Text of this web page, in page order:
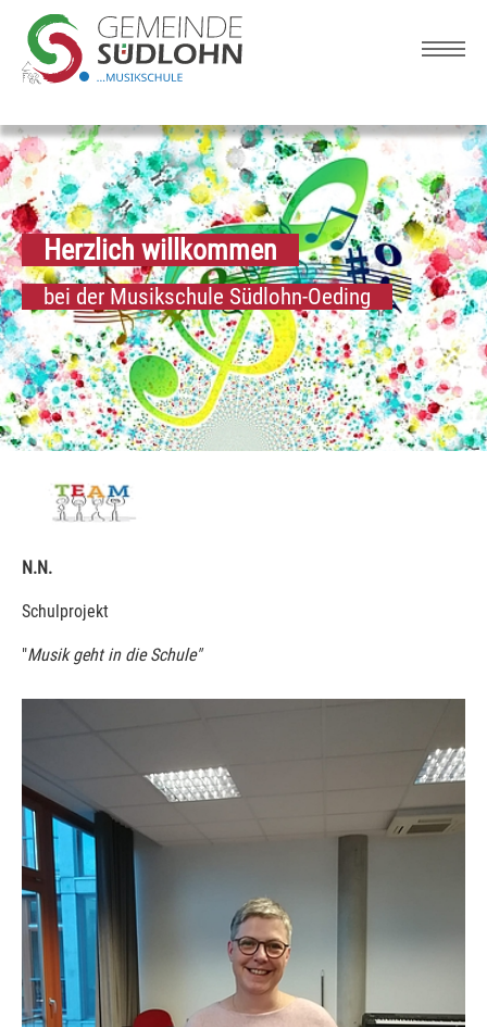
Skip to main navigation
Zum Hauptinhalt springen
Skip to page footer
Herzlich willkommen
bei der Musikschule Südlohn-Oeding
N.N.
Schulprojekt
"Musik geht in die Schule"